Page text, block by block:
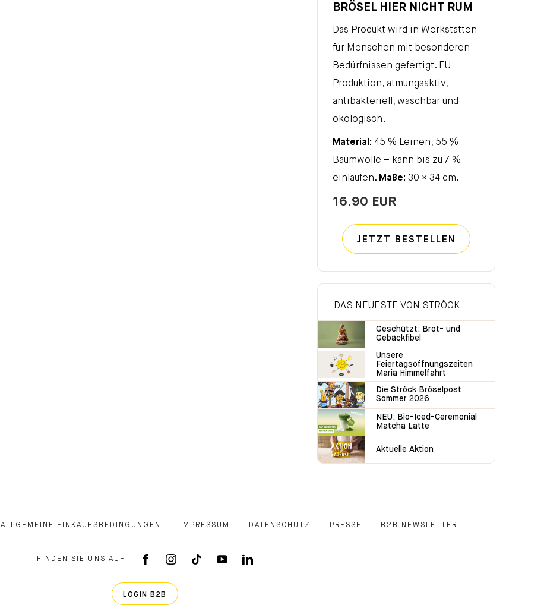
BRÖSEL HIER NICHT RUM
Das Produkt wird in Werkstätten
für Menschen mit besonderen
Bedürfnissen gefertigt. EU-
Produktion, atmungsaktiv,
antibakteriell, waschbar und
ökologisch.
Material: 45 % Leinen, 55 %
Baumwolle – kann bis zu 7 %
einlaufen. Maße: 30 × 34 cm.
16.90 EUR
JETZT BESTELLEN
DAS NEUESTE VON STRÖCK
Geschützt: Brot- und
Gebäckfibel
Unsere
Feiertagsöffnungszeiten
Mariä Himmelfahrt
Die Ströck Bröselpost
Sommer 2026
NEU: Bio-Iced-Ceremonial
Matcha Latte
Aktuelle Aktion
ALLGEMEINE EINKAUFSBEDINGUNGEN IMPRESSUM DATENSCHUTZ PRESSE B2B NEWSLETTER
FINDEN SIE UNS AUF
FACEBOOK APP
INSTAGRAM
TIKTOKYOUTUBE
LINKEDIN
LOGIN B2B